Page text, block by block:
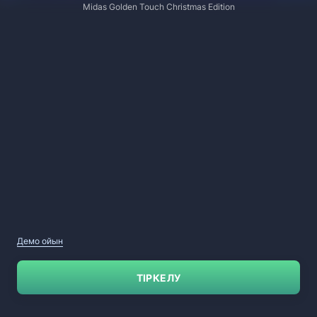
Midas Golden Touch Christmas Edition
Демо ойын
ТІРКЕЛУ